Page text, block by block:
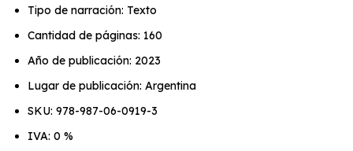
Tipo de narración: Texto
Cantidad de páginas: 160
Año de publicación: 2023
Lugar de publicación: Argentina
SKU: 978-987-06-0919-3
IVA: 0 %